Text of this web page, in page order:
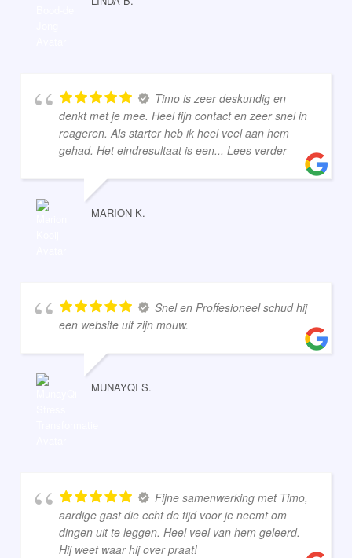
Timo is zeer deskundig en
denkt met je mee. Heel fijn contact en zeer snel in
reageren. Als starter heb ik heel veel aan hem
gehad. Het eindresultaat is een... Lees verder
MARION K.
Snel en Proffesioneel schud hij
een website uit zijn mouw.
MUNAYQI S.
Fijne samenwerking met Timo,
aardige gast die echt de tijd voor je neemt om
dingen uit te leggen. Heel veel van hem geleerd.
Hij weet waar hij over praat!